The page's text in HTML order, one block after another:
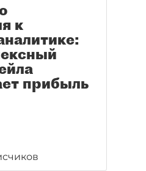
к
прибыль